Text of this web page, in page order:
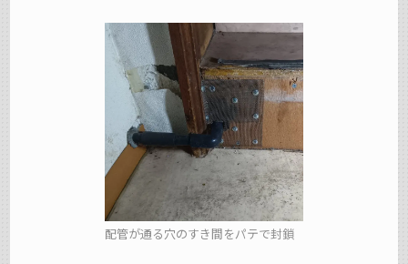
配管が通る穴のすき間をパテで封鎖